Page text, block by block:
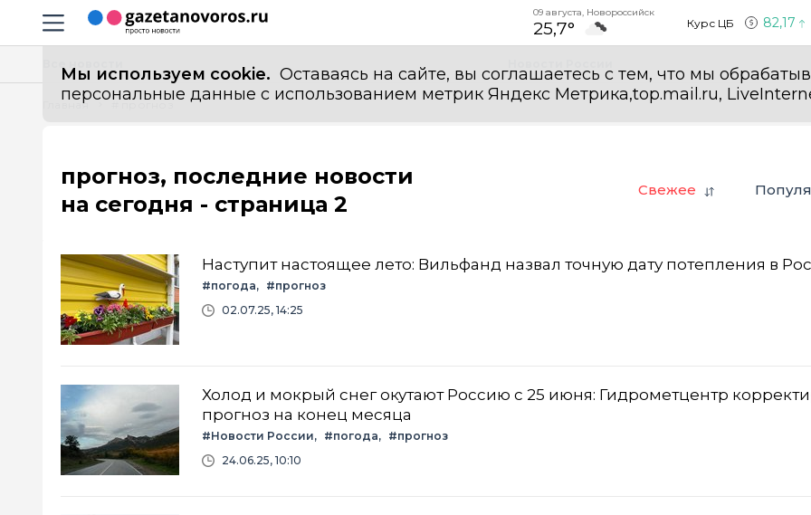
Навигация сайта
09 августа, Новороссийск
25,7° Курс ЦБ 82,17
Мы используем cookie. Оставаясь на сайте, вы соглашаетесь с тем, что мы
персональные данные с использованием метрик Яндекс Метрика,top.mail.ru,
Главная # прогноз
прогноз, последние новости
на сегодня - страница 2
Свежее
Наступит настоящее лето: Вильфанд назвал точную дату потепления в
#погода
#прогноз
02.07.25, 14:25
Холод и мокрый снег окутают Россию с 25 июня: Гидрометцентр
прогноз на конец месяца
#Новости России #погода
#прогноз
24.06.25, 10:10